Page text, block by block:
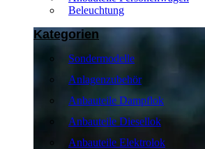
Beleuchtung
Kategorien
Sondermodelle
Anlagenzubehör
Anbauteile Dampflok
Anbauteile Diesellok
Anbauteile Elektrolok